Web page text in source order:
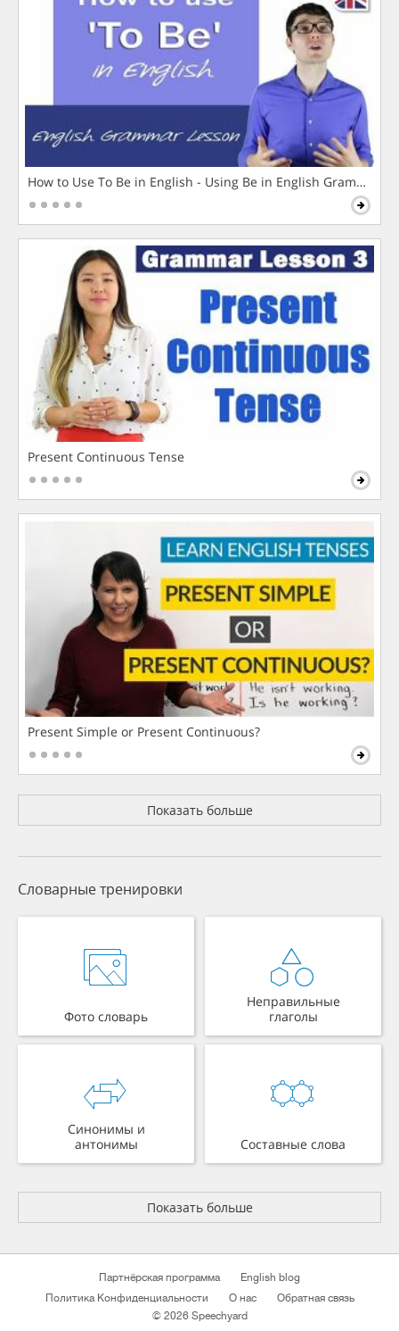
How to Use To Be in English - Using Be in English Grammar
Present Continuous Tense
Present Simple or Present Continuous?
Показать больше
Словарные тренировки
Фото словарь
Неправильные
глаголы
Синонимы и
антонимы
Составные слова
Показать больше
Партнёрская программа
English blog
Политика Конфиденциальности
О нас
Обратная связь
© 2026 Speechyard